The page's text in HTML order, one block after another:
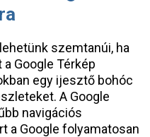
szemtanúi, ha
Google Térkép
egy ijesztő bohóc
A Google
navigációs
a Google folyamatosan